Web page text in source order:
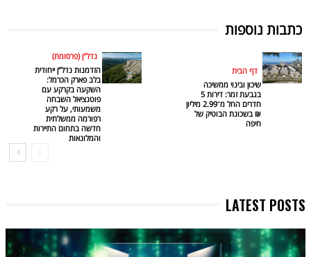
כתבות נוספות
דף הבית
שיכון ובינוי ממשיכה
בגבעת זמר: דירות 5
חדרים החל מ־2.99 מיליון
₪ בשכונת הבוטיק של
חיפה
נדל"ן (פרסומת)
הזדמנות נדל”ן ייחודית
בלב פארק הכרמל:
השקעה בקרקע עם
פוטנציאל השבחה
משמעותי, על רקע
רפורמה ממשלתית
חדשה בתחום התיירות
והמלונאות
LATEST POSTS